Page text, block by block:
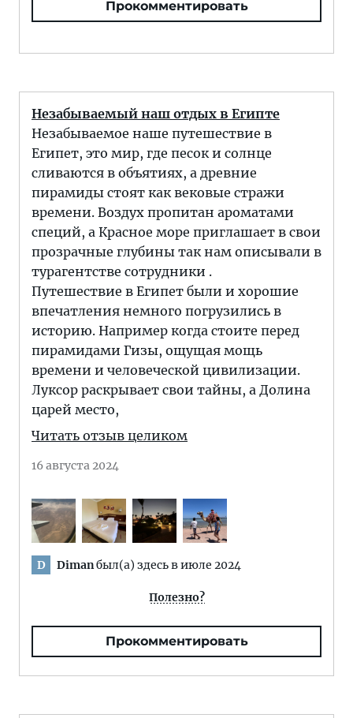
Прокомментировать
Незабываемый наш отдых в Египте
Незабываемое наше путешествие в
Египет, это мир, где песок и солнце
сливаются в объятиях, а древние
пирамиды стоят как вековые стражи
времени. Воздух пропитан ароматами
специй, а Красное море приглашает в свои
прозрачные глубины так нам описывали в
турагентстве сотрудники .
Путешествие в Египет были и хорошие
впечатления немного погрузились в
историю. Например когда стоите перед
пирамидами Гизы, ощущая мощь
времени и человеческой цивилизации.
Луксор раскрывает свои тайны, а Долина
царей место,
Читать отзыв целиком
16 августа 2024
D Dimanбыл(а) здесь в июле 2024
Полезно?
Прокомментировать